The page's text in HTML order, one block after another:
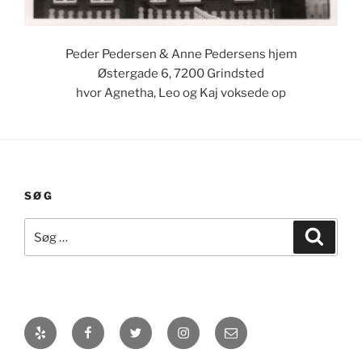
Peder Pedersen & Anne Pedersens hjem
Østergade 6, 7200 Grindsted
hvor Agnetha, Leo og Kaj voksede op
SØG
efter:
Yelp FacebookTwitter Instagram
E-
mail